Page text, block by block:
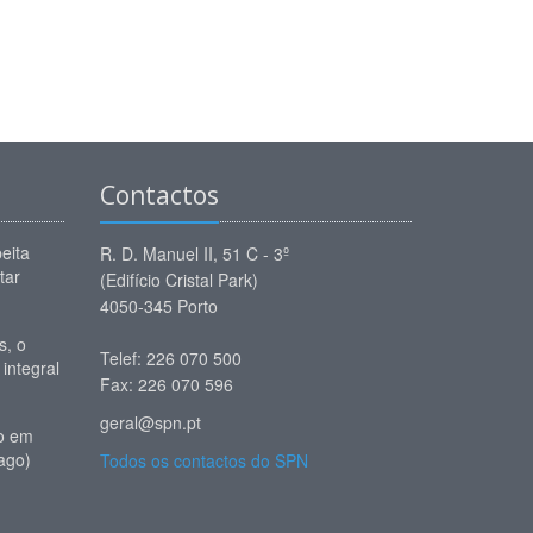
o
em
Contactos
R. D. Manuel II, 51 C - 3º
(Edifício Cristal Park)
4050-345 Porto
Telef: 226 070 500
Fax: 226 070 596
geral@spn.pt
Todos os contactos do SPN